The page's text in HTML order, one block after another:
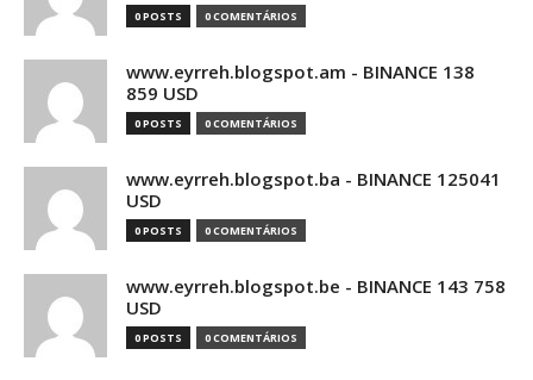
0 POSTS 0 COMENTÁRIOS
www.eyrreh.blogspot.am - BINANCE 138
859 USD
0 POSTS 0 COMENTÁRIOS
www.eyrreh.blogspot.ba - BINANCE 125041
USD
0 POSTS 0 COMENTÁRIOS
www.eyrreh.blogspot.be - BINANCE 143 758
USD
0 POSTS 0 COMENTÁRIOS